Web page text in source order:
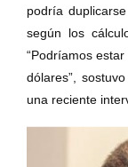
podría
según los
“Podríamos
dólares”,
una reciente